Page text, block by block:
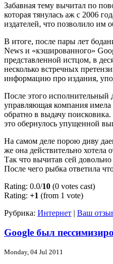
Забавная тему вычитал по
которая тянулась аж с 2006
издателей, что позволило им
В итоге, после пары лет
News и «кэшированного»
представленной истцом, в
несколько встречных
информацию про издания,
После этого исполнительный
управляющая компания имела
обратно в выдачу
это обернулось упущенной
На самом деле порою диву
же она действительно
Так что вычитав сей
После чего рыбка ответила
Rating: 0.0/10 (0 votes cast)
Rating: +1 (from 1 vote)
Рубрика: Интернет | Ваш
Google был
Monday, 04 Jul 2011